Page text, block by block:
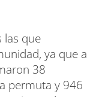
las que
ya que a
38
permuta y 946